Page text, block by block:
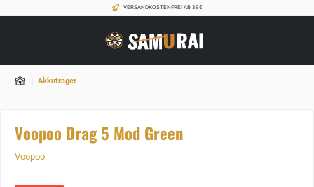
VERSANDKOSTENFREI AB 39€
| Akkuträger
Voopoo Drag 5 Mod Green
Voopoo